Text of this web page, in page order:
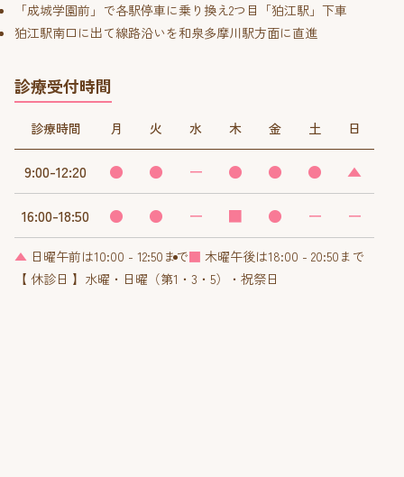
「成城学園前」で各駅停車に乗り換え2つ目「狛江駅」下車
狛江駅南口に出て線路沿いを和泉多摩川駅方面に直進
診療受付時間
診療時間 月 火 水 木 金 土 日
9:00-12:20 ● ● ー ● ● ● ▲
16:00-18:50 ● ● ー ■ ● ー ー
▲ 日曜午前は10:00 - 12:50まで■ 木曜午後は18:00 - 20:50まで
【 休診日 】水曜・日曜（第1・3・5）・祝祭日